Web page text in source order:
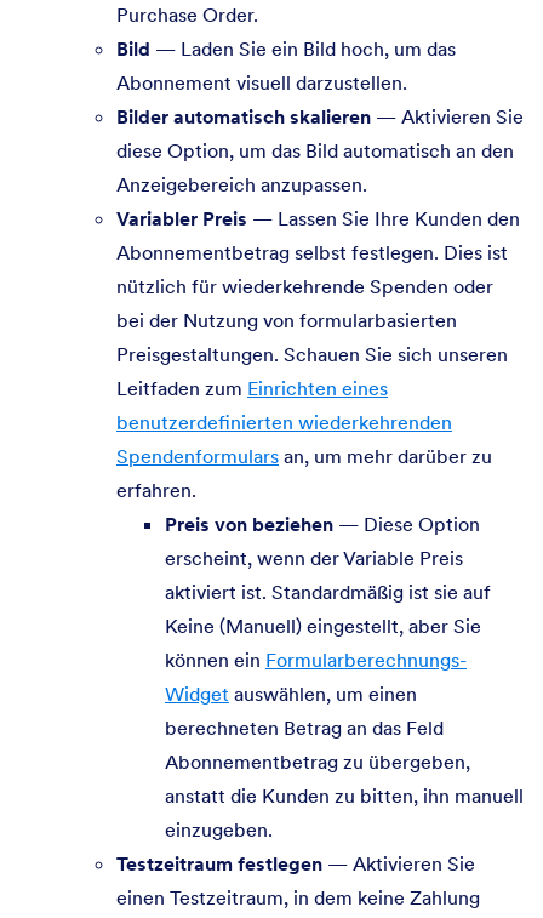
Purchase Order.
Bild — Laden Sie ein Bild hoch, um das
Abonnement visuell darzustellen.
Bilder automatisch skalieren — Aktivieren Sie
diese Option, um das Bild automatisch an den
Anzeigebereich anzupassen.
Variabler Preis — Lassen Sie Ihre Kunden den
Abonnementbetrag selbst festlegen. Dies ist
nützlich für wiederkehrende Spenden oder
bei der Nutzung von formularbasierten
Preisgestaltungen. Schauen Sie sich unseren
Leitfaden zum Einrichten eines
benutzerdefinierten wiederkehrenden
Spendenformulars an, um mehr darüber zu
erfahren.
Preis von beziehen — Diese Option
erscheint, wenn der Variable Preis
aktiviert ist. Standardmäßig ist sie auf
Keine (Manuell) eingestellt, aber Sie
können ein Formularberechnungs-
Widget auswählen, um einen
berechneten Betrag an das Feld
Abonnementbetrag zu übergeben,
anstatt die Kunden zu bitten, ihn manuell
einzugeben.
Testzeitraum festlegen — Aktivieren Sie
einen Testzeitraum, in dem keine Zahlung